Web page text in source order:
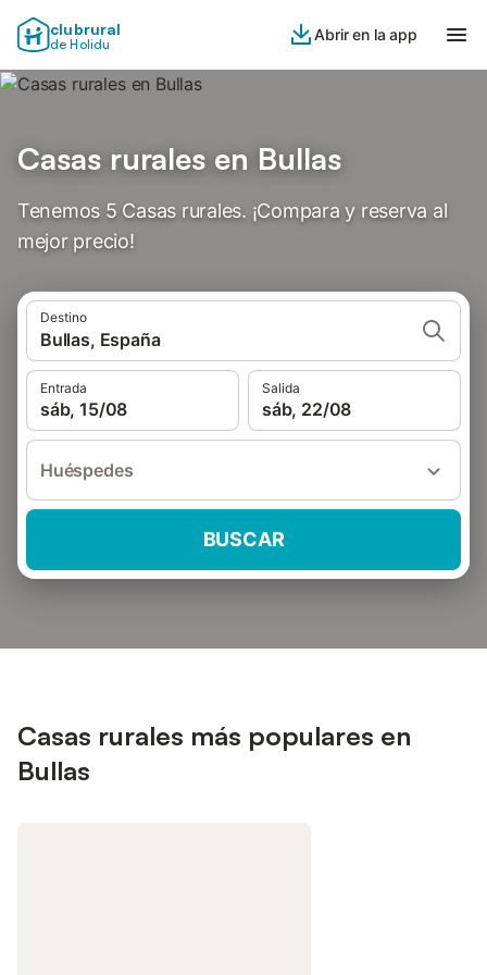
clubrural
de Holidu
Abrir en la app
Casas rurales en Bullas
Tenemos 5 Casas rurales. ¡Compara y reserva al
mejor precio!
Destino
Bullas, España
Entrada
sáb, 15/08
Salida
sáb, 22/08
Huéspedes
BUSCAR
Casas rurales más populares en
Bullas